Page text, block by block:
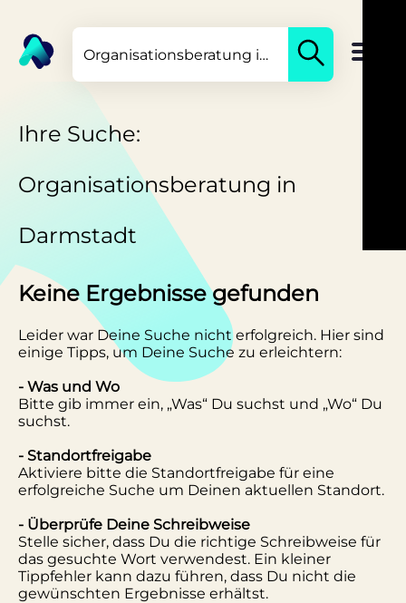
Ihre Suche:
Organisationsberatung in
Darmstadt
Keine Ergebnisse gefunden
Leider war Deine Suche nicht erfolgreich. Hier sind
einige Tipps, um Deine Suche zu erleichtern:
- Was und Wo
Bitte gib immer ein, „Was“ Du suchst und „Wo“ Du
suchst.
- Standortfreigabe
Aktiviere bitte die Standortfreigabe für eine
erfolgreiche Suche um Deinen aktuellen Standort.
- Überprüfe Deine Schreibweise
Stelle sicher, dass Du die richtige Schreibweise für
das gesuchte Wort verwendest. Ein kleiner
Tippfehler kann dazu führen, dass Du nicht die
gewünschten Ergebnisse erhältst.